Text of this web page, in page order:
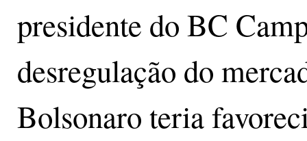
presidente do BC
desregulação do
Bolsonaro teria